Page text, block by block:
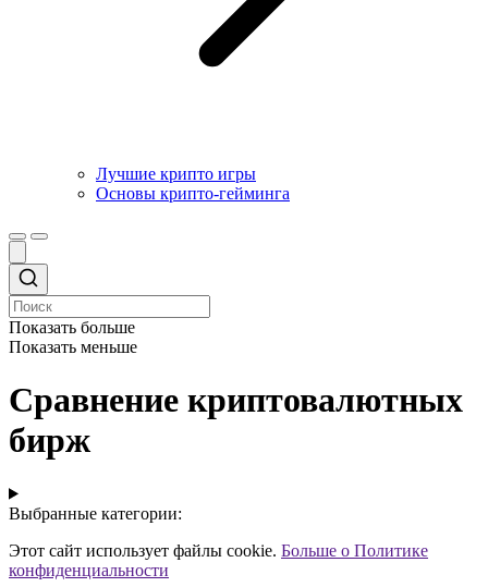
Лучшие крипто игры
Основы крипто-гейминга
Показать больше
Показать меньше
Сравнение криптовалютных
бирж
Выбранные категории:
Этот сайт использует файлы cookie. Больше о Политике
конфиденциальности